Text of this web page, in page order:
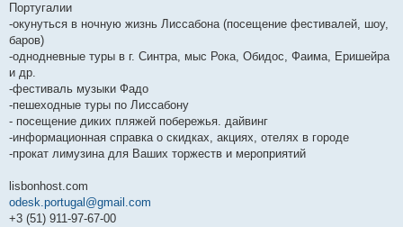
н
я
Португалии
-окунуться в ночную жизнь Лиссабона (посещение фестивалей, шоу,
баров)
-однодневные туры в г. Синтра, мыс Рока, Обидос, Фаима, Еришейра
и др.
-фестиваль музыки Фадо
-пешеходные туры по Лиссабону
- посещение диких пляжей побережья. дайвинг
-информационная справка о скидках, акциях, отелях в городе
-прокат лимузина для Ваших торжеств и мероприятий
lisbonhost.com
odesk.portugal@gmail.com
+3 (51) 911-97-67-00